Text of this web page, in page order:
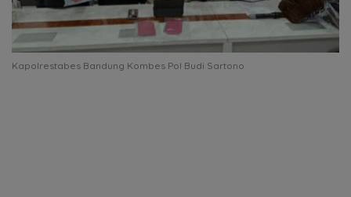
Kapolrestabes Bandung Kombes Pol Budi Sartono